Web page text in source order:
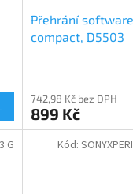
Přehrání
compact, D5503
742,98 Kč bez DPH
899 Kč
G Kód: